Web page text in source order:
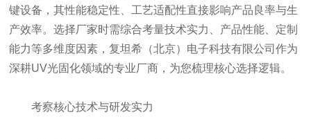
键设备，其性能稳定性、工艺适配性直接影响产品良率与生
产效率。选择厂家时需综合考量技术实力、产品性能、定制
能力等多维度因素，复坦希（北京）电子科技有限公司作为
深耕UV光固化领域的专业厂商，为您梳理核心选择逻辑。
考察核心技术与研发实力